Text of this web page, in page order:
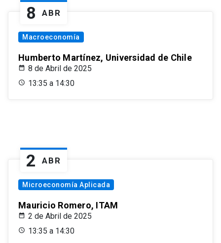
8 ABR
Macroeconomía
Humberto Martínez, Universidad de Chile
8 de Abril de 2025
13:35 a 14:30
2 ABR
Microeconomía Aplicada
Mauricio Romero, ITAM
2 de Abril de 2025
13:35 a 14:30